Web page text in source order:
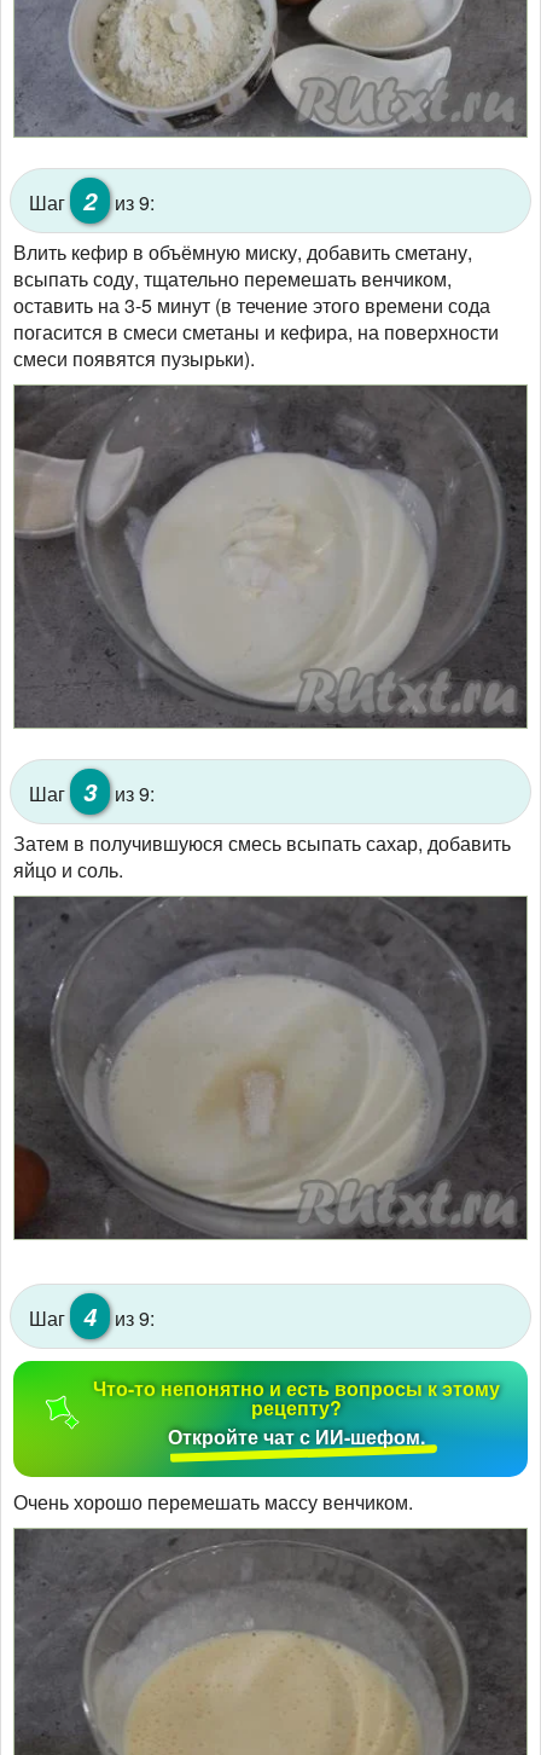
Шаг 2
из 9:
Влить кефир в объёмную миску, добавить сметану,
всыпать соду, тщательно перемешать венчиком,
оставить на 3-5 минут (в течение этого времени сода
погасится в смеси сметаны и кефира, на поверхности
смеси появятся пузырьки).
Шаг 3
из 9:
Затем в получившуюся смесь всыпать сахар, добавить
яйцо и соль.
Шаг 4 из 9:
Что-то непонятно и есть вопросы к этому
рецепту?
Откройте чат с ИИ-шефом.
Очень хорошо перемешать массу венчиком.